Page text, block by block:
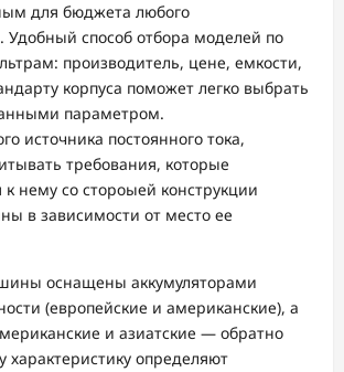
для бюджета любого
Удобный способ отбора моделей по
производитель, цене, емкости,
корпуса поможет легко выбрать
параметром.
источника постоянного тока,
требования, которые
нему со стороыей конструкции
в зависимости от место ее
оснащены аккумуляторами
(европейские и американские), а
и азиатские — обратно
характеристику определяют